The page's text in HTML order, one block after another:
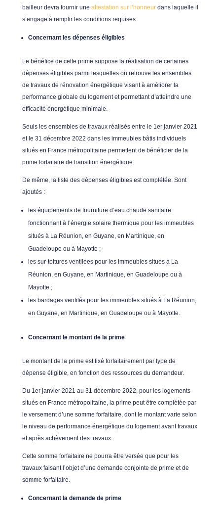
bailleur devra fournir une attestation sur l’honneurdans laquelle il
s’engage à remplir les conditions requises.
Concernant les dépenses éligibles
Le bénéfice de cette prime suppose la réalisation de certaines
dépenses éligibles parmi lesquelles on retrouve les ensembles
de travaux de rénovation énergétique visant à améliorer la
performance globale du logement et permettant d’atteindre une
efficacité énergétique minimale.
Seuls les ensembles de travaux réalisés entre le 1er janvier 2021
et le 31 décembre 2022 dans les immeubles bâtis individuels
situés en France métropolitaine permettent de bénéficier de la
prime forfaitaire de transition énergétique.
De même, la liste des dépenses éligibles est complétée. Sont
ajoutés :
les équipements de fourniture d’eau chaude sanitaire
fonctionnant à l’énergie solaire thermique pour les immeubles
situés à La Réunion, en Guyane, en Martinique, en
Guadeloupe ou à Mayotte ;
les sur-toitures ventilées pour les immeubles situés à La
Réunion, en Guyane, en Martinique, en Guadeloupe ou à
Mayotte ;
les bardages ventilés pour les immeubles situés à La Réunion,
en Guyane, en Martinique, en Guadeloupe ou à Mayotte.
Concernant le montant de la prime
Le montant de la prime est fixé forfaitairement par type de
dépense éligible, en fonction des ressources du demandeur.
Du 1er janvier 2021 au 31 décembre 2022, pour les logements
situés en France métropolitaine, la prime peut être complétée par
le versement d’une somme forfaitaire, dont le montant varie selon
le niveau de performance énergétique du logement avant travaux
et après achèvement des travaux.
Cette somme forfaitaire ne pourra être versée que pour les
travaux faisant l’objet d’une demande conjointe de prime et de
somme forfaitaire.
Concernant la demande de prime